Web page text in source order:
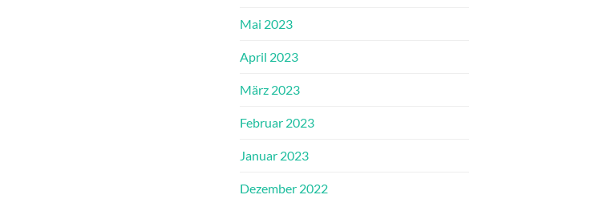
Mai 2023
April 2023
März 2023
Februar 2023
Januar 2023
Dezember 2022